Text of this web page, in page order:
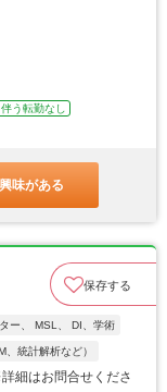
う転勤なし
味がある
保存する
ー、 MSL、 DI、学術
統計解析など）
細はお問合せくださ